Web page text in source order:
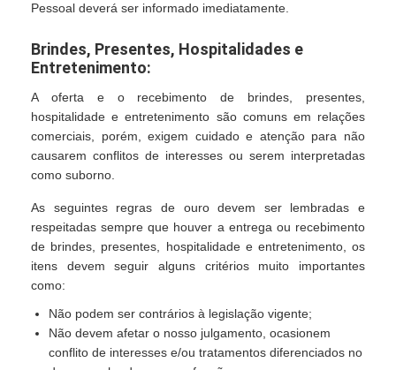
Pessoal deverá ser informado imediatamente.
Brindes, Presentes, Hospitalidades e
Entretenimento:
A oferta e o recebimento de brindes, presentes,
hospitalidade e entretenimento são comuns em relações
comerciais, porém, exigem cuidado e atenção para não
causarem conflitos de interesses ou serem interpretadas
como suborno.
As seguintes regras de ouro devem ser lembradas e
respeitadas sempre que houver a entrega ou recebimento
de brindes, presentes, hospitalidade e entretenimento, os
itens devem seguir alguns critérios muito importantes
como:
Não podem ser contrários à legislação vigente;
Não devem afetar o nosso julgamento, ocasionem
conflito de interesses e/ou tratamentos diferenciados no